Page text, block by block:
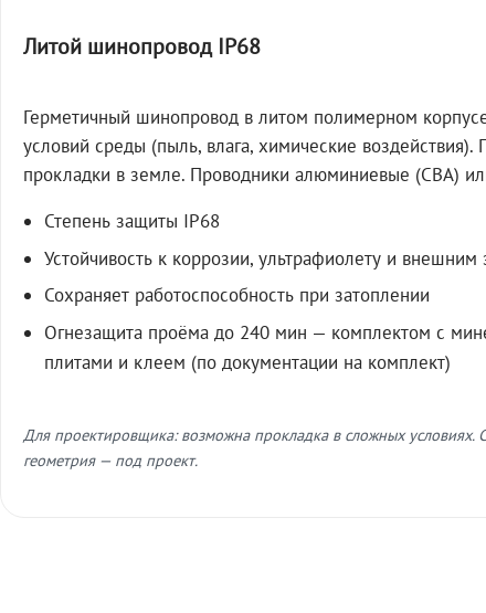
Литой шинопровод IP68
Герметичный шинопровод в литом полимерном
условий среды (пыль, влага, химические воздействия).
прокладки в земле. Проводники алюминиевые (СВА)
Степень защиты IP68
Устойчивость к коррозии, ультрафиолету и внешним
Сохраняет работоспособность при затоплении
Огнезащита проёма до 240 мин — комплектом с
плитами и клеем (по документации на комплект)
Для проектировщика: возможна прокладка в сложных условиях.
геометрия — под проект.